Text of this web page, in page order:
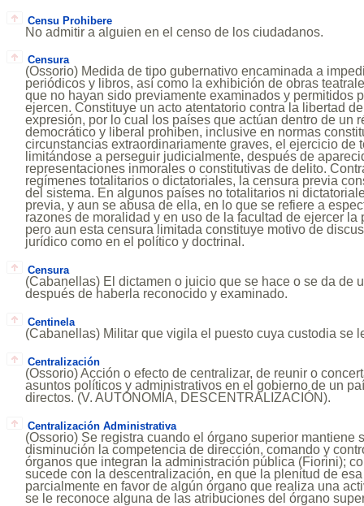
Censu Prohibere
No admitir a alguien en el censo de los ciudadanos.
Censura
(Ossorio) Medida de tipo gubernativo encaminada a
periódicos y libros, así como la exhibición de obras
que no hayan sido previamente examinados y permitidos
ejercen. Constituye un acto atentatorio contra la libertad
expresión, por lo cual los países que actúan dentro de un
democrático y liberal prohiben, inclusive en normas
circunstancias extraordinariamente graves, el ejercicio de
limitándose a perseguir judicialmente, después de
representaciones inmorales o constitutivas de delito.
regímenes totalitarios o dictatoriales, la censura previa
del sistema. En algunos países no totalitarios ni
previa, y aun se abusa de ella, en lo que se refiere a
razones de moralidad y en uso de la facultad de ejercer la
pero aun esta censura limitada constituye motivo de
jurídico como en el político y doctrinal.
Censura
(Cabanellas) El dictamen o juicio que se hace o se da de
después de haberla reconocido y examinado.
Centinela
(Cabanellas) Militar que vigila el puesto cuya custodia se
Centralización
(Ossorio) Acción o efecto de centralizar, de reunir o
asuntos políticos y administrativos en el gobierno de un
directos. (V. AUTONOMÍA, DESCENTRALIZACIÓN).
Centralización Administrativa
(Ossorio) Se registra cuando el órgano superior mantiene
disminución la competencia de dirección, comando y
órganos que integran la administración pública (Fiorini);
sucede con la descentralización, en que la plenitud de
parcialmente en favor de algún órgano que realiza una
se le reconoce alguna de las atribuciones del órgano